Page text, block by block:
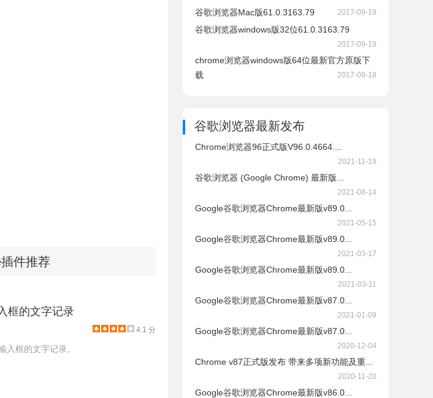
件推荐
框的文字记录
4.1 分
框的文字记录。
谷歌浏览器Mac版61.0.3163.79 2017-09-19
谷歌浏览器windows版32位61.0.3163.79
2017-09-19
chrome浏览器windows版64位最新官方原版下
载
2017-09-18
谷歌浏览器最新发布
Chrome浏览器96正式版V96.0.4664....
2021-11-19
谷歌浏览器 (Google Chrome) 最新版...
2021-08-14
Google谷歌浏览器Chrome最新版v89.0...
2021-05-15
Google谷歌浏览器Chrome最新版v89.0...
2021-03-17
Google谷歌浏览器Chrome最新版v89.0...
2021-03-11
Google谷歌浏览器Chrome最新版v87.0...
2021-01-09
Google谷歌浏览器Chrome最新版v87.0...
2020-12-04
Chrome v87正式版发布 带来多项新功能及重...
2020-11-20
Google谷歌浏览器Chrome最新版v86.0...